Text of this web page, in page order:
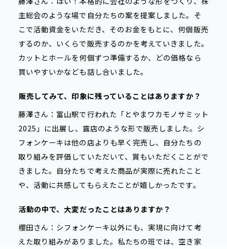
主総会のような場で自分たちの案を提案しました。そ
こで活動資金をいただき、そのお金をもとに、何個販売
するのか、いくらで販売するのかを考えていきました。
カットとホールを何個ずつ準備するか、どの価格なら
買いやすいかなども話し合いました。
販売してみて、印象に残っていることはありますか？
藤澤さん：富山駅で行われた「とやまワカモノサミット
2025」に出展し、露店のような形で販売しました。シ
フォンケーキは他の店よりも早く完売し、自分たちの
取り組みを評価していただいて、賞もいただくことがで
きました。自分たちで考えた商品が実際に売れたこと
や、活動に共感してもらえたことが嬉しかったです。
活動の中で、大変だったことはありますか？
櫻田さん：シフォンケーキ以外にも、実現に向けて考
えた取り組みがありました。私たちの班では、空き家